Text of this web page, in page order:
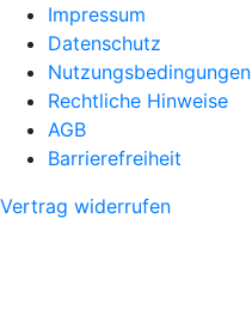
Impressum
Datenschutz
Nutzungsbedingungen
Rechtliche Hinweise
AGB
Barrierefreiheit
Vertrag widerrufen